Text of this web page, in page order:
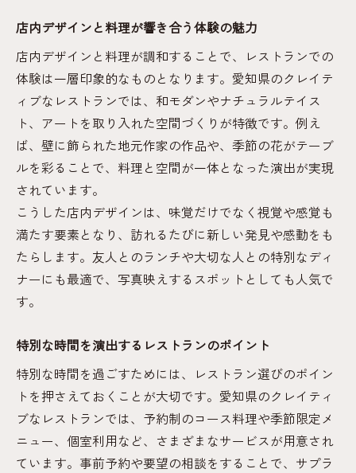
店内デザインと料理が響き合う体験の魅力
店内デザインと料理が調和することで、レストランでの
体験は一層印象的なものとなります。愛知県のクレイテ
ィブなレストランでは、和モダンやナチュラルテイス
ト、アートを取り入れた空間づくりが特徴です。例え
ば、壁に飾られた地元作家の作品や、季節の花がテーブ
ルを彩ることで、料理と空間が一体となった演出が実現
されています。
こうした店内デザインは、味覚だけでなく視覚や感覚も
満たす要素となり、訪れるたびに新しい発見や感動をも
たらします。友人とのランチや大切な人との特別なディ
ナーにも最適で、写真映えするスポットとしても人気で
す。
特別な時間を演出するレストランのポイント
特別な時間を過ごすためには、レストラン選びのポイン
トを押さえておくことが大切です。愛知県のクレイティ
ブなレストランでは、予約制のコース料理や季節限定メ
ニュー、個室利用など、さまざまなサービスが用意され
ています。事前予約や要望の相談をすることで、サプラ